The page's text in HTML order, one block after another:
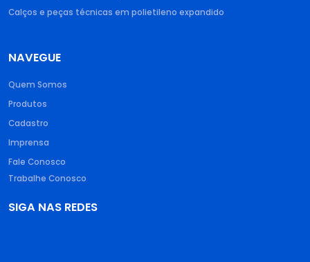
Calços e peças técnicas em polietileno expandido
NAVEGUE
Quem Somos
Produtos
Cadastro
Imprensa
Fale Conosco
Trabalhe Conosco
SIGA NAS REDES